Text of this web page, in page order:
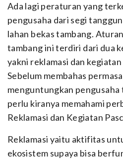
Ada lagi peraturan yang
pengusaha dari segi
lahan bekas tambang.
tambang ini terdiri dari dua
yakni reklamasi dan
Sebelum membahas
menguntungkan pengusaha
perlu kiranya memahami
Reklamasi dan Kegiatan
Reklamasi yaitu aktifitas
ekosistem supaya bisa